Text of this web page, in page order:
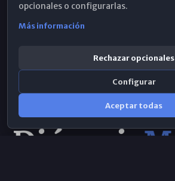
opcionales o configurarlas.
Más información
Rechazar opcionales
Configurar
Aceptar todas